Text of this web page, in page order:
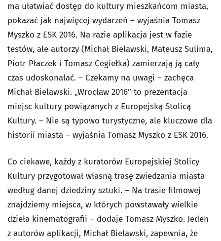
ma ułatwiać dostęp do kultury mieszkańcom miasta,
pokazać jak najwięcej wydarzeń – wyjaśnia Tomasz
Myszko z ESK 2016. Na razie aplikacja jest w fazie
testów, ale autorzy (Michał Bielawski, Mateusz Sulima,
Piotr Płaczek i Tomasz Cegiełka) zamierzają ją cały
czas udoskonalać. – Czekamy na uwagi – zachęca
Michał Bielawski. „Wrocław 2016” to prezentacja
miejsc kultury powiązanych z Europejską Stolicą
Kultury. – Nie są typowo turystyczne, ale kluczowe dla
historii miasta – wyjaśnia Tomasz Myszko z ESK 2016.
Co ciekawe, każdy z kuratorów Europejskiej Stolicy
Kultury przygotował własną trasę zwiedzania miasta
według danej dziedziny sztuki. – Na trasie filmowej
znajdziemy miejsca, w których powstawały wielkie
dzieła kinematografii – dodaje Tomasz Myszko. Jeden
z autorów aplikacji, Michał Bielawski, zapewnia, że